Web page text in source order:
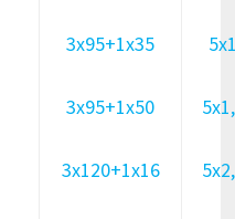
3х95+1х35
3х95+1х50
3х120+1х16